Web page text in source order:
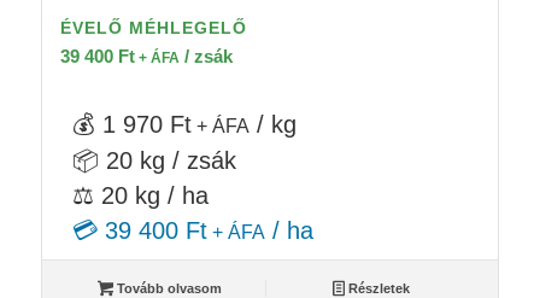
ÉVELŐ MÉHLEGELŐ
39 400 Ft+ ÁFA / zsák
💰 1 970 Ft+ ÁFA / kg
📦 20 kg / zsák
⚖️ 20 kg / ha
💳 39 400 Ft+ ÁFA/ ha
Tovább olvasom Részletek